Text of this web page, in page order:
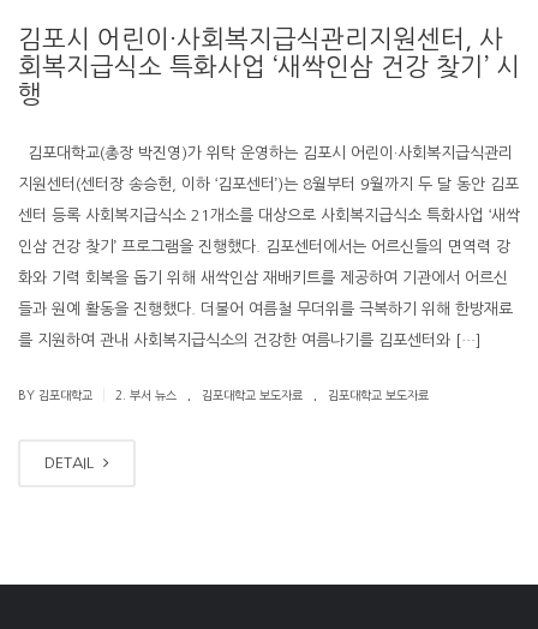
김포시 어린이·사회복지급식관리지원센터, 사
회복지급식소 특화사업 ‘새싹인삼 건강 찾기’ 시
행
김포대학교(총장 박진영)가 위탁 운영하는 김포시 어린이·사회복지급식관리
지원센터(센터장 송승헌, 이하 ‘김포센터’)는 8월부터 9월까지 두 달 동안 김포
센터 등록 사회복지급식소 21개소를 대상으로 사회복지급식소 특화사업 ‘새싹
인삼 건강 찾기’ 프로그램을 진행했다. 김포센터에서는 어르신들의 면역력 강
화와 기력 회복을 돕기 위해 새싹인삼 재배키트를 제공하여 기관에서 어르신
들과 원예 활동을 진행했다. 더불어 여름철 무더위를 극복하기 위해 한방재료
를 지원하여 관내 사회복지급식소의 건강한 여름나기를 김포센터와 […]
BY 김포대학교 2. 부서 뉴스 김포대학교 보도자료 김포대학교 보도자료
DETAIL